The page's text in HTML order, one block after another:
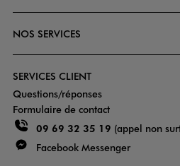
NOS SERVICES
SERVICES CLIENT
Questions/réponses
Formulaire de contact
09 69 32 35 19 (appel non
Facebook Messenger